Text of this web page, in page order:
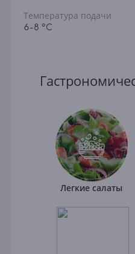
Температура подачи
6-8 °C
Легкие салаты